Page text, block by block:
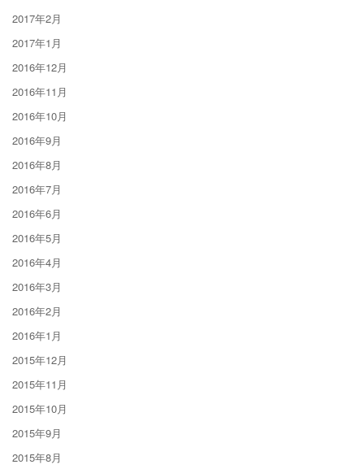
2017年2月
2017年1月
2016年12月
2016年11月
2016年10月
2016年9月
2016年8月
2016年7月
2016年6月
2016年5月
2016年4月
2016年3月
2016年2月
2016年1月
2015年12月
2015年11月
2015年10月
2015年9月
2015年8月